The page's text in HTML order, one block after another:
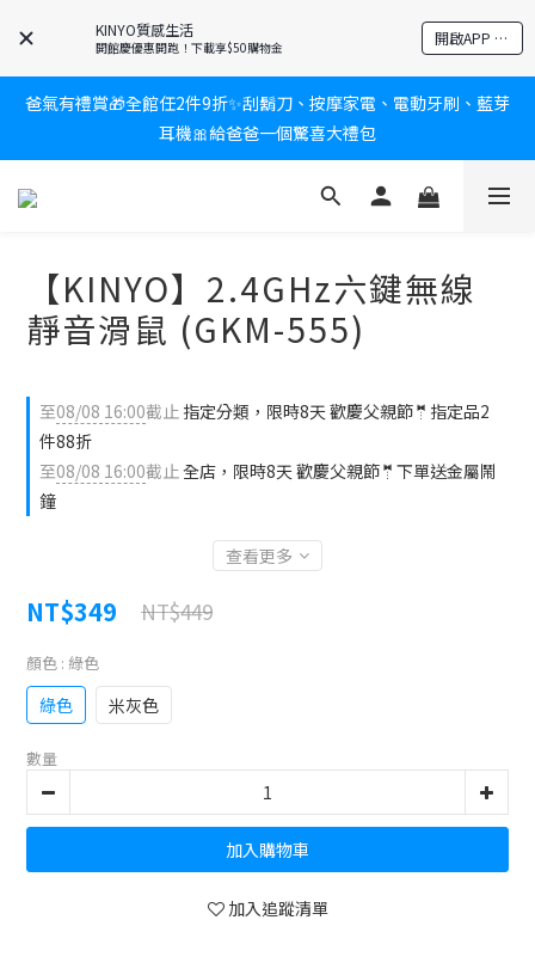
KINYO質感生活
開館慶優惠開跑！下載享$50購物金 開啟APP 享隱藏優惠
新會員送$100購物金✨再享消費回饋無極限
新會員送$100購物金✨再享消費回饋無極限
爸氣有禮賞🎁全館任2件9折✨刮鬍刀、按摩家電、電動牙刷、藍芽
耳機🎀給爸爸一個驚喜大禮包
炎熱夏日救星☀️秒凍扇登場💙半導體製冷 x 微米級冰霧，一秒開
新會員送$100購物金✨再享消費回饋無極限
【KINYO】2.4GHz六鍵無線
靜音滑鼠 (GKM-555)
至08/08 16:00截止 指定分類，限時8天 歡慶父親節🤵指定品2
件88折
至08/08 16:00截止全店，限時8天 歡慶父親節🤵下單送金屬鬧
鐘
查看更多
NT$349 NT$449
顏色 : 綠色
綠色 米灰色
數量
加入購物車
加入追蹤清單